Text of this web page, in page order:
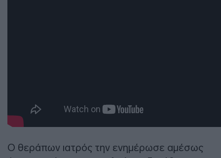
Ο θεράπων ιατρός την ενημέρωσε αμέσως